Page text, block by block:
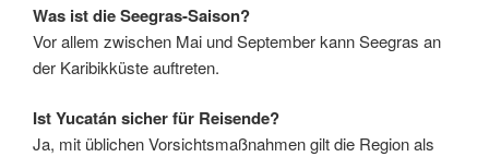
Was ist die Seegras-Saison?
Vor allem zwischen Mai und September kann Seegras an
der Karibikküste auftreten.
Ist Yucatán sicher für Reisende?
Ja, mit üblichen Vorsichtsmaßnahmen gilt die Region als